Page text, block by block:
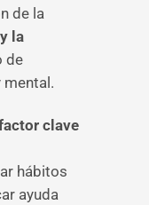
de la
la
de
clave
hábitos
ayuda